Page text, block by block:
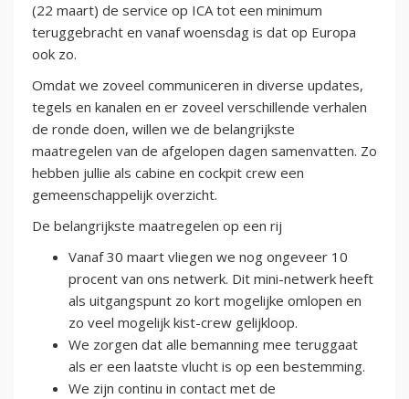
(22 maart) de service op ICA tot een minimum
teruggebracht en vanaf woensdag is dat op Europa
ook zo.
Omdat we zoveel communiceren in diverse updates,
tegels en kanalen en er zoveel verschillende verhalen
de ronde doen, willen we de belangrijkste
maatregelen van de afgelopen dagen samenvatten. Zo
hebben jullie als cabine en cockpit crew een
gemeenschappelijk overzicht.
De belangrijkste maatregelen op een rij
Vanaf 30 maart vliegen we nog ongeveer 10
procent van ons netwerk. Dit mini-netwerk heeft
als uitgangspunt zo kort mogelijke omlopen en
zo veel mogelijk kist-crew gelijkloop.
We zorgen dat alle bemanning mee teruggaat
als er een laatste vlucht is op een bestemming.
We zijn continu in contact met de